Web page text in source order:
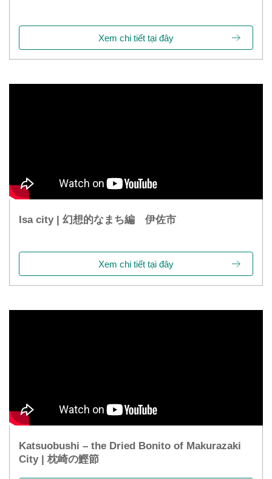
Xem chi tiết tại đây
Isa city | 幻想的なまち編 伊佐市
Xem chi tiết tại đây
Katsuobushi – the Dried Bonito of Makurazaki
City | 枕崎の鰹節